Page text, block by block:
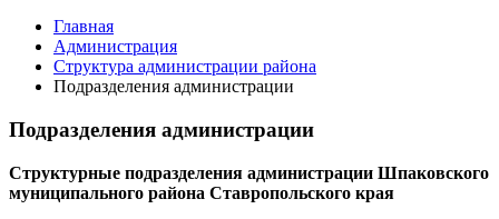
Главная
Администрация
Структура администрации района
Подразделения администрации
Подразделения администрации
Структурные подразделения администрации Шпаковского
муниципального района Ставропольского края